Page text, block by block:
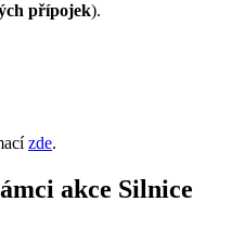
přípojek).
zde.
akce Silnice